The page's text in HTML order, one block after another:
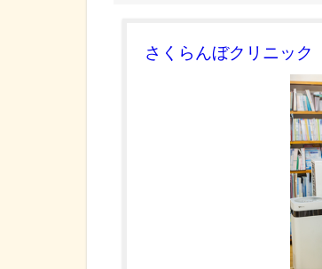
さくらんぼクリニック